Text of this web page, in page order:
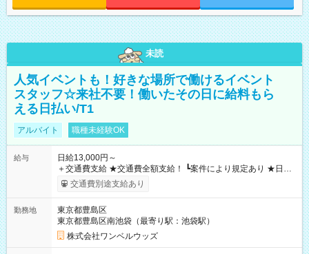
未読
人気イベントも！好きな場所で働けるイベント
スタッフ☆来社不要！働いたその日に給料もら
える日払い/T1
アルバイト 職種未経験OK
給与
日給13,000円～
＋交通費支給 ★交通費全額支給！ ┗案件により規定あり ★日払
いOK！（規定あり） ┗働いたその日に現金GET♪ お仕事後はコ
ンビニATMから 日払い分を引き落とせます！ 【試用期間】試
交通費別途支給あり
勤務地
東京都豊島区
東京都豊島区南池袋（最寄り駅：池袋駅）
株式会社ワンベルウッズ